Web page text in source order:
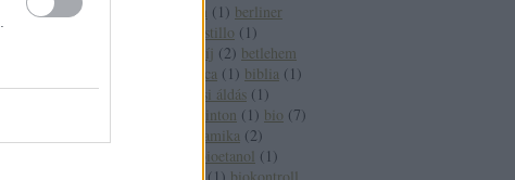
berlin ( 1 ) berliner
bestillo ( 1 )
betétdíj (2) betlehem
bianca ( 1 ) biblia ( 1 )
bíboros
bíborosi áldás ( 1 )
bill clinton ( 1 ) bio (7)
biodinamika (2)
bioetanol ( 1 )